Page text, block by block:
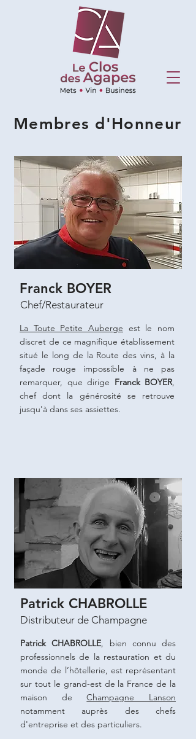
Patrick CHABROLLE
Patrick CHABROLLE, bien connu des
professionnels de la restauration et du
monde de l’hôtellerie, est représentant
sur tout le grand-est de la France de la
maison deChampagne Lanson
notamment auprès des chefs
d'entreprise et des particuliers.
Distributeur de Champagne
Membres d'Honneur
Franck BOYER
La Toute Petite Auberge est le nom
discret de ce magnifique établissement
situé le long de la Route des vins, à la
façade rouge impossible à ne pas
remarquer, que dirige Franck BOYER,
chef dont la générosité se retrouve
jusqu'à dans ses assiettes.
Chef/Restaurateur